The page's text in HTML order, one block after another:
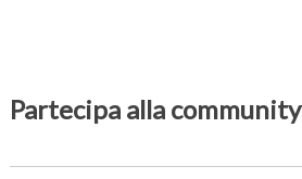
Partecipa alla community